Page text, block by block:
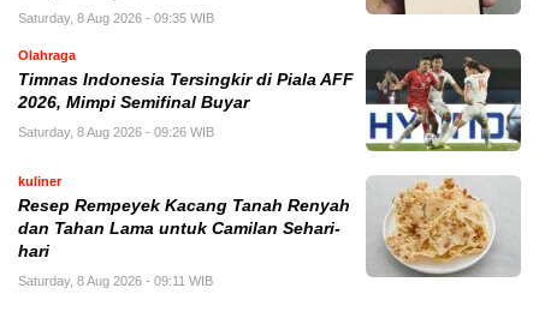
Saturday, 8 Aug 2026 - 09:35 WIB
Olahraga
Timnas Indonesia Tersingkir di Piala AFF
2026, Mimpi Semifinal Buyar
Saturday, 8 Aug 2026 - 09:26 WIB
kuliner
Resep Rempeyek Kacang Tanah Renyah
dan Tahan Lama untuk Camilan Sehari-
hari
Saturday, 8 Aug 2026 - 09:11 WIB